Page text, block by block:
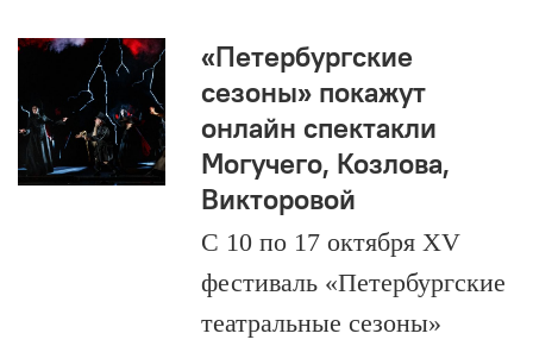
«Петербургские
сезоны» покажут
онлайн спектакли
Могучего, Козлова,
Викторовой
С 10 по 17 октября XV
фестиваль «Петербургские
театральные сезоны»